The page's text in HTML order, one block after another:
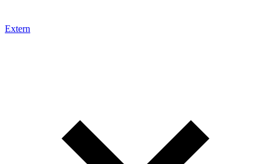
Extern